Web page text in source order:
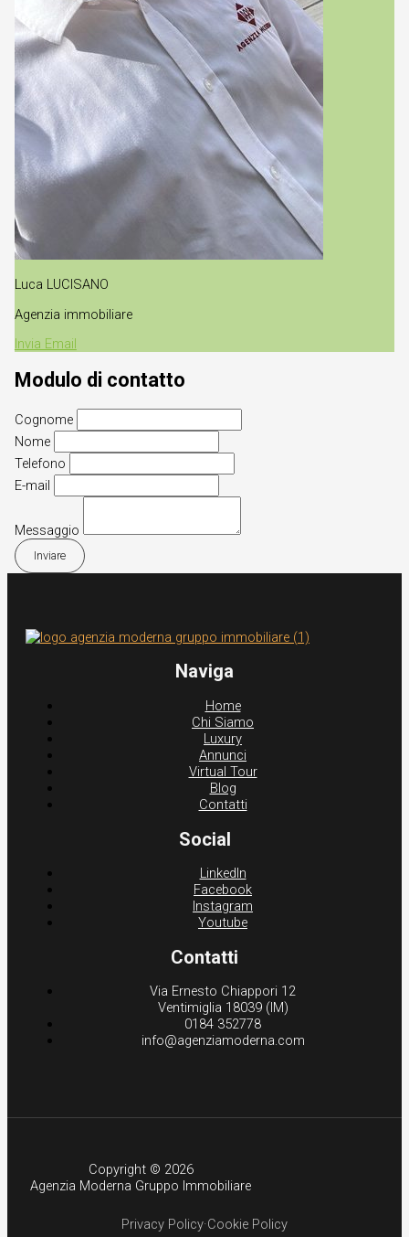
Luca LUCISANO
Agenzia immobiliare
Invia Email
Modulo di contatto
Cognome
Nome
Telefono
E-mail
Messaggio
Inviare
Naviga
Home
Chi Siamo
Luxury
Annunci
Virtual Tour
Blog
Contatti
Social
LinkedIn
Facebook
Instagram
Youtube
Contatti
Via Ernesto Chiappori 12
Ventimiglia 18039 (IM)
0184 352778
info@agenziamoderna.com
Copyright © 2026
Agenzia Moderna Gruppo Immobiliare
Privacy Policy·Cookie Policy